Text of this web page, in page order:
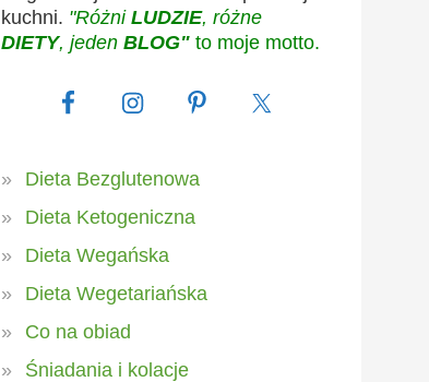
kuchni. "Różni LUDZIE, różne
DIETY, jeden BLOG" to moje motto.
Dieta Bezglutenowa
Dieta Ketogeniczna
Dieta Wegańska
Dieta Wegetariańska
Co na obiad
Śniadania i kolacje